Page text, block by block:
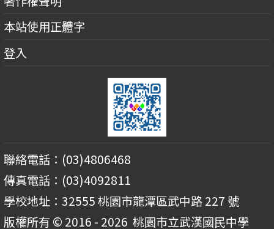
本站使用正體字
登入
聯絡電話：(03)4806468
傳真電話：(03)4092811
學校地址：32555 桃園市龍潭區武中路 227 號
版權所有 © 2016 - 2026 桃園市立武漢國民中學